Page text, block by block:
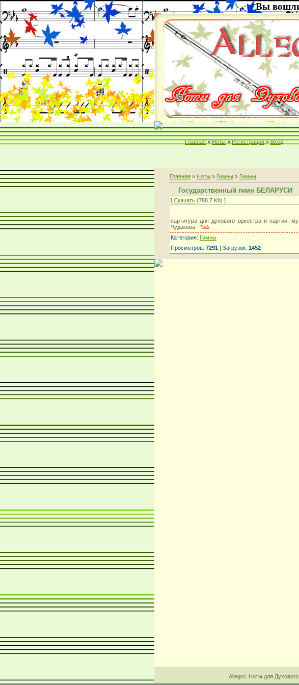
Вы
Главная » Ноты » Регистрация » Вход
Главная » Ноты » Гимны » Гимны
Государственный гимн БЕЛАРУСИ
[ Скачать (788.7 Kb) ]
партитура для духового оркестра и партии.
Чудакова - *sib
Категория: Гимны
Просмотров: 7291 | Загрузок: 1452
Allegro. Ноты для